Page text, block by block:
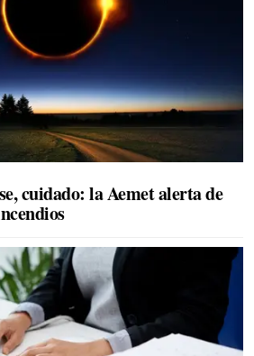
cuidado: la Aemet alerta de